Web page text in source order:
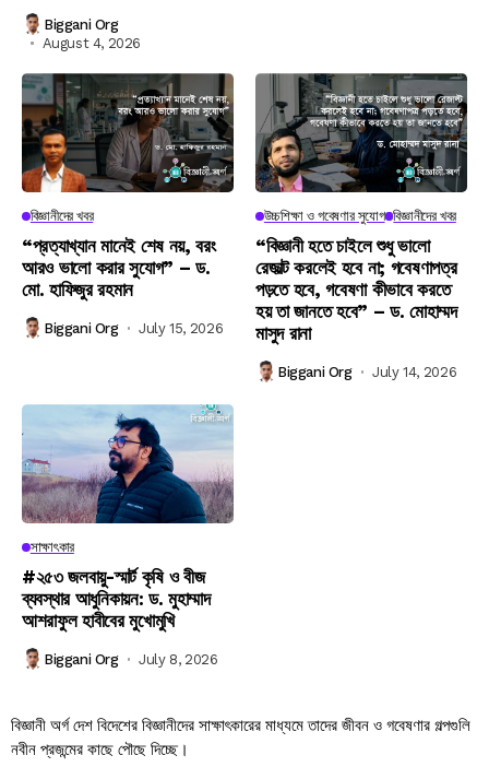
Biggani Org
August 4, 2026
বিজ্ঞানীদের খবর
“প্রত্যাখ্যান মানেই শেষ নয়, বরং
আরও ভালো করার সুযোগ” – ড.
মো. হাফিজুর রহমান
Biggani Org July 15, 2026
উচ্চশিক্ষা ও গবেষণার সুযোগ বিজ্ঞানীদের খবর
“বিজ্ঞানী হতে চাইলে শুধু ভালো
রেজাল্ট করলেই হবে না; গবেষণাপত্র
পড়তে হবে, গবেষণা কীভাবে করতে
হয় তা জানতে হবে” – ড. মোহাম্মদ
মাসুদ রানা
Biggani Org July 14, 2026
সাক্ষাৎকার
#২৫৩ জলবায়ু-স্মার্ট কৃষি ও বীজ
ব্যবস্থার আধুনিকায়ন: ড. মুহাম্মাদ
আশরাফুল হাবীবের মুখোমুখি
Biggani Org July 8, 2026
বিজ্ঞানী অর্গ দেশ বিদেশের বিজ্ঞানীদের সাক্ষাৎকারের মাধ্যমে তাদের জীবন ও গবেষণার গল্পগুলি
নবীন প্রজন্মের কাছে পৌছে দিচ্ছে।